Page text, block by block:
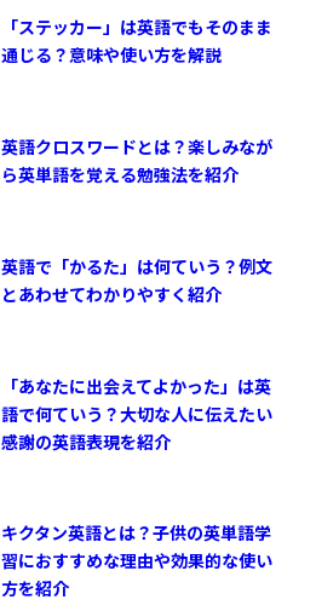
「ステッカー」は英語でもそのまま
通じる？意味や使い方を解説
英語クロスワードとは？楽しみなが
ら英単語を覚える勉強法を紹介
英語で「かるた」は何ていう？例文
とあわせてわかりやすく紹介
「あなたに出会えてよかった」は英
語で何ていう？大切な人に伝えたい
感謝の英語表現を紹介
キクタン英語とは？子供の英単語学
習におすすめな理由や効果的な使い
方を紹介